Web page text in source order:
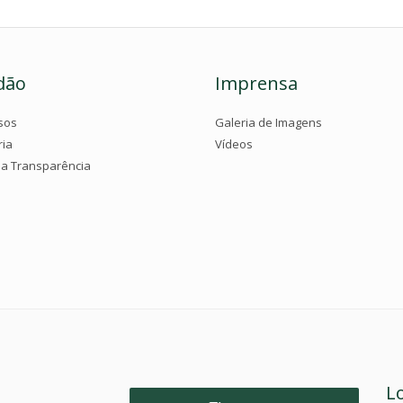
Transparência
Imprensa
Galeria de Imagens
Vídeos